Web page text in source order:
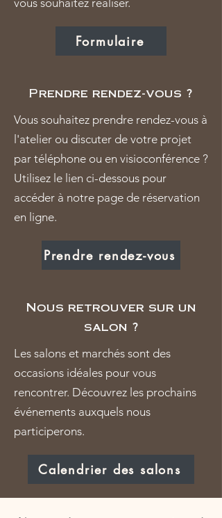
vous souhaitez réaliser.
Formulaire
Prendre rendez-vous ?
Vous souhaitez prendre rendez-vous à
l'atelier ou discuter de votre projet
par téléphone ou en visioconférence ?
Utilisez le lien ci-dessous pour
accéder à notre page de réservation
en ligne.
Prendre rendez-vous
Nous retrouver sur un
salon ?
Les salons et marchés sont des
occasions idéales pour vous
rencontrer. Découvrez les prochains
événements auxquels nous
participerons.
Calendrier des salons